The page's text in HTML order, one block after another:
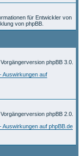
für Entwickler von
von phpBB.
phpBB 3.0.
Auswirkungen auf
phpBB 2.0.
Auswirkungen auf phpBB.de